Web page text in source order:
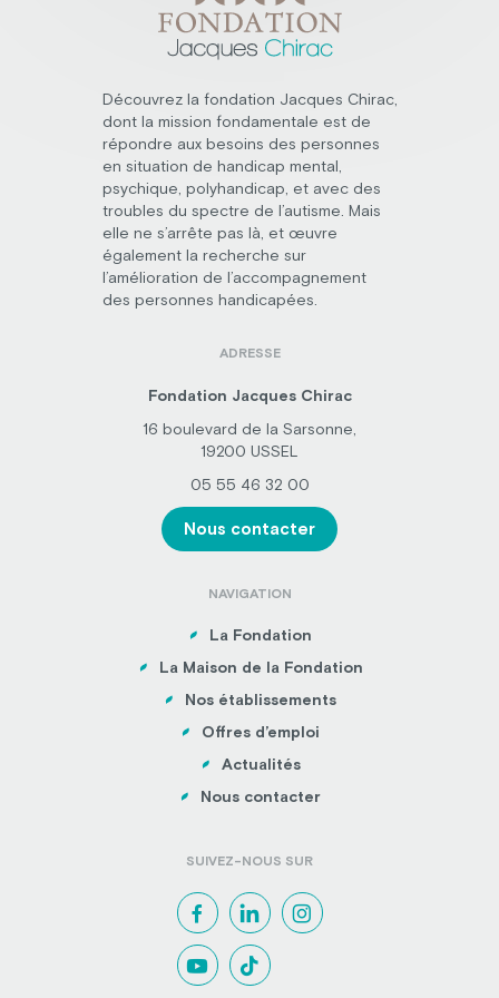
Découvrez la fondation Jacques Chirac,
dont la mission fondamentale est de
répondre aux besoins des personnes
en situation de handicap mental,
psychique, polyhandicap, et avec des
troubles du spectre de l’autisme. Mais
elle ne s’arrête pas là, et œuvre
également la recherche sur
l’amélioration de l’accompagnement
des personnes handicapées.
ADRESSE
Fondation Jacques Chirac
16 boulevard de la Sarsonne,
19200 USSEL
05 55 46 32 00
Nous contacter
NAVIGATION
La Fondation
La Maison de la Fondation
Nos établissements
Offres d’emploi
Actualités
Nous contacter
SUIVEZ-NOUS SUR